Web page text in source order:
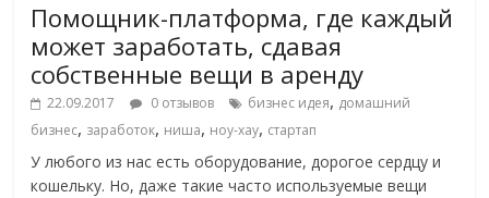
Помощник-платформа, где каждый
может заработать, сдавая
собственные вещи в аренду
22.09.2017 0 отзывов бизнес идея, домашний
бизнес, заработок, ниша, ноу-хау, стартап
У любого из нас есть оборудование, дорогое сердцу и
кошельку. Но, даже такие часто используемые вещи